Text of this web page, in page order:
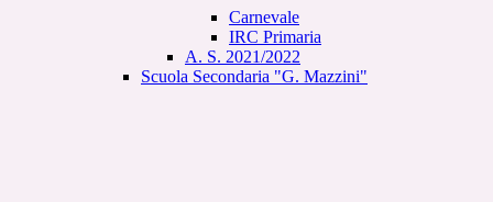
Carnevale
IRC Primaria
A. S. 2021/2022
Scuola Secondaria "G. Mazzini"